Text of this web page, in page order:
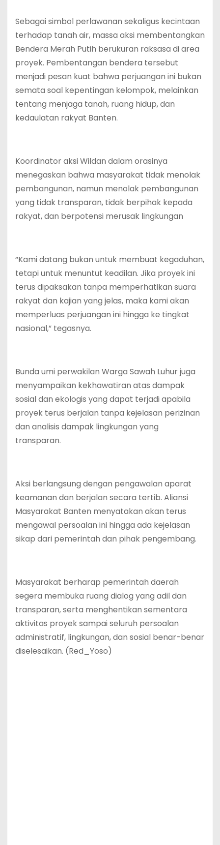
Sebagai simbol perlawanan sekaligus kecintaan
terhadap tanah air, massa aksi membentangkan
Bendera Merah Putih berukuran raksasa di area
proyek. Pembentangan bendera tersebut
menjadi pesan kuat bahwa perjuangan ini bukan
semata soal kepentingan kelompok, melainkan
tentang menjaga tanah, ruang hidup, dan
kedaulatan rakyat Banten.
Koordinator aksi Wildan dalam orasinya
menegaskan bahwa masyarakat tidak menolak
pembangunan, namun menolak pembangunan
yang tidak transparan, tidak berpihak kepada
rakyat, dan berpotensi merusak lingkungan
“Kami datang bukan untuk membuat kegaduhan,
tetapi untuk menuntut keadilan. Jika proyek ini
terus dipaksakan tanpa memperhatikan suara
rakyat dan kajian yang jelas, maka kami akan
memperluas perjuangan ini hingga ke tingkat
nasional,” tegasnya.
Bunda umi perwakilan Warga Sawah Luhur juga
menyampaikan kekhawatiran atas dampak
sosial dan ekologis yang dapat terjadi apabila
proyek terus berjalan tanpa kejelasan perizinan
dan analisis dampak lingkungan yang
transparan.
Aksi berlangsung dengan pengawalan aparat
keamanan dan berjalan secara tertib. Aliansi
Masyarakat Banten menyatakan akan terus
mengawal persoalan ini hingga ada kejelasan
sikap dari pemerintah dan pihak pengembang.
Masyarakat berharap pemerintah daerah
segera membuka ruang dialog yang adil dan
transparan, serta menghentikan sementara
aktivitas proyek sampai seluruh persoalan
administratif, lingkungan, dan sosial benar-benar
diselesaikan. (Red_Yoso)